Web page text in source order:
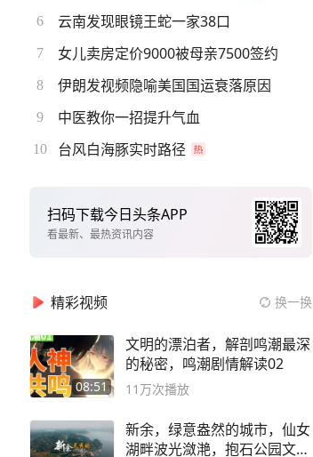
6 云南发现眼镜王蛇一家38口
7 女儿卖房定价9000被母亲7500签约
8 伊朗发视频隐喻美国国运衰落原因
9 中医教你一招提升气血
10 台风白海豚实时路径
扫码下载今日头条APP
看最新、最热资讯内容
精彩视频 换一换
08:51
文明的漂泊者，解剖鸣潮最深
的秘密，鸣潮剧情解读02
11万次播放
新余，绿意盎然的城市，仙女
湖畔波光潋滟，抱石公园文化